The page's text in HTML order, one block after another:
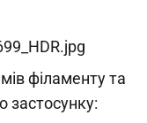
філаменту та
застосунку: